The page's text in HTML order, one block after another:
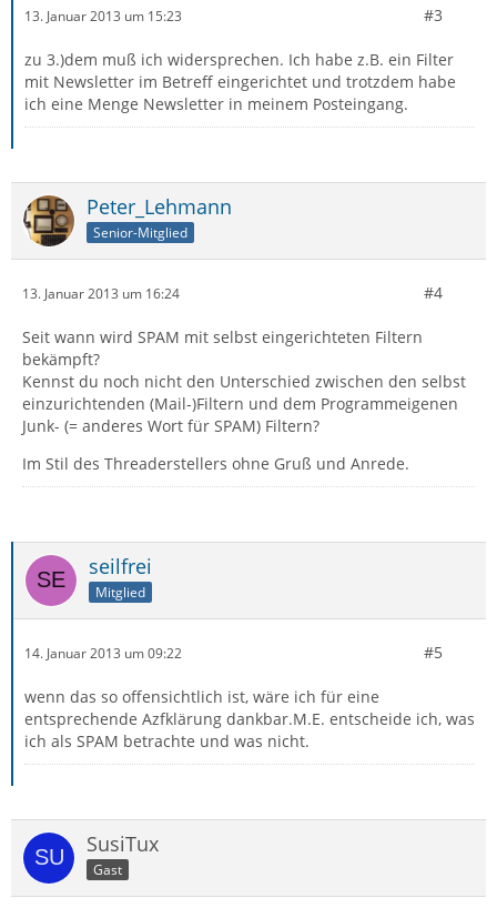
13. Januar 2013 um 15:23 #3
zu 3.)dem muß ich widersprechen. Ich habe z.B. ein Filter
mit Newsletter im Betreff eingerichtet und trotzdem habe
ich eine Menge Newsletter in meinem Posteingang.
Peter_Lehmann
Senior-Mitglied
13. Januar 2013 um 16:24 #4
Seit wann wird SPAM mit selbst eingerichteten Filtern
bekämpft?
Kennst du noch nicht den Unterschied zwischen den selbst
einzurichtenden (Mail-)Filtern und dem Programmeigenen
Junk- (= anderes Wort für SPAM) Filtern?
Im Stil des Threaderstellers ohne Gruß und Anrede.
seilfrei
Mitglied
14. Januar 2013 um 09:22 #5
wenn das so offensichtlich ist, wäre ich für eine
entsprechende Azfklärung dankbar.M.E. entscheide ich, was
ich als SPAM betrachte und was nicht.
SusiTux
Gast